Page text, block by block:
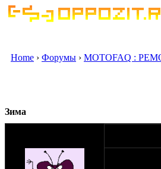
Home › Форумы › MOTOFAQ :
Зима